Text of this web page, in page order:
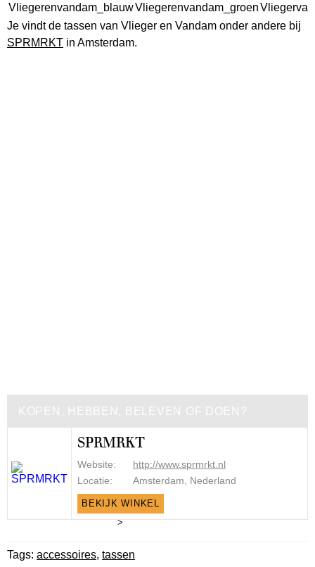
Je vindt de tassen van Vlieger en Vandam onder andere bij
SPRMRKT in Amsterdam.
KOPEN, HEBBEN, BELEVEN OF DOEN?
SPRMRKT
Website:
http://www.sprmrkt.nl
Locatie:
Amsterdam, Nederland
BEKIJK WINKEL
>
Tags: accessoires, tassen